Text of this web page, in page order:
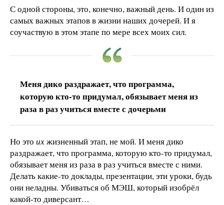
С одной стороны, это, конечно, важный день. И один из
самых важных этапов в жизни наших дочерей. И я
соучаствую в этом этапе по мере всех моих сил.
Меня дико раздражает, что программа,
которую кто-то придумал, обязывает меня из
раза в раз учиться вместе с дочерьми
Но это ихжизненный этап, не мой. И меня дико
раздражает, что программа, которую кто-то придумал,
обязывает меня из раза в раз учиться вместе с ними.
Делать какие-то доклады, презентации, эти уроки, будь
они неладны. Убиваться об МЭШ, который изобрёл
какой-то диверсант…